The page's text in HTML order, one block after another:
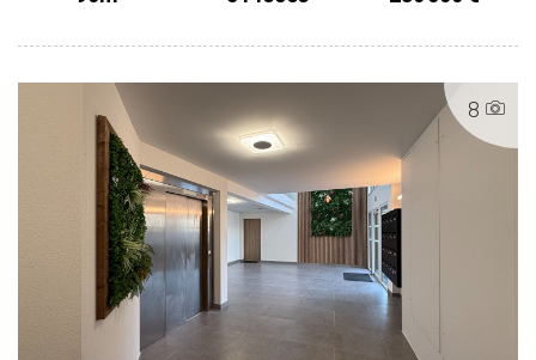
agréable Les atouts de cette maison : Maison neuve 1 chambre au
lumineuse et bien agencée Cette maison allie confort, modernité et
qualité de vie dans un environnement agréable. Une belle
opportunité à saisir rapidement ! Prix : 230 000€ honoraires inclus
Pour plus de renseignements contacter l'agence PROXIMMO au
02.99.72.30.30 Les informations sur les risques auxquels ce bien
est exposé sont disponibles sur le site www.georisques.gouv.fr
8